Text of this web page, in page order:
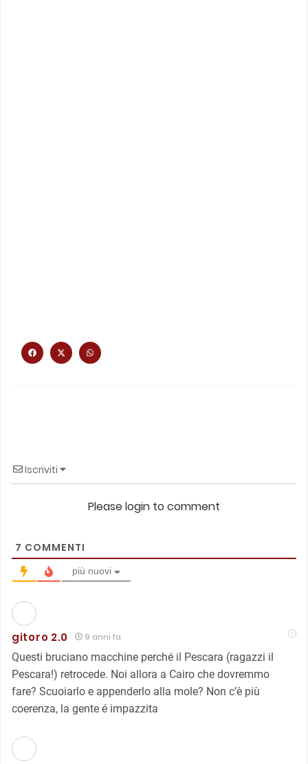
Iscriviti
Please login to comment
7 COMMENTI
più nuovi
gitoro 2.0 9 anni fa
Questi bruciano macchine perché il Pescara (ragazzi il
Pescara!) retrocede. Noi allora a Cairo che dovremmo
fare? Scuoiarlo e appenderlo alla mole? Non c’è più
coerenza, la gente é impazzita